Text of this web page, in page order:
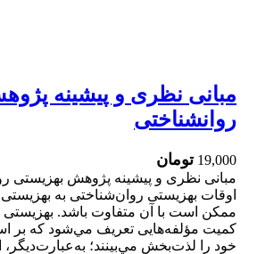
مبانی نظری و پیشینه
روانشناختی
19,000 تومان
مبانی نظری و پیشینه پژوهش بهزیستی
اوقات بهزیستی روان‌شناختی به بهزیستی
ممکن است با آن متفاوت باشد.
کمیت مؤلفه‌هایی تعریف مي‌شود که بر
خود را لذت‌بخش مي‌بینند؛ به‌عبارت‌دیگر،